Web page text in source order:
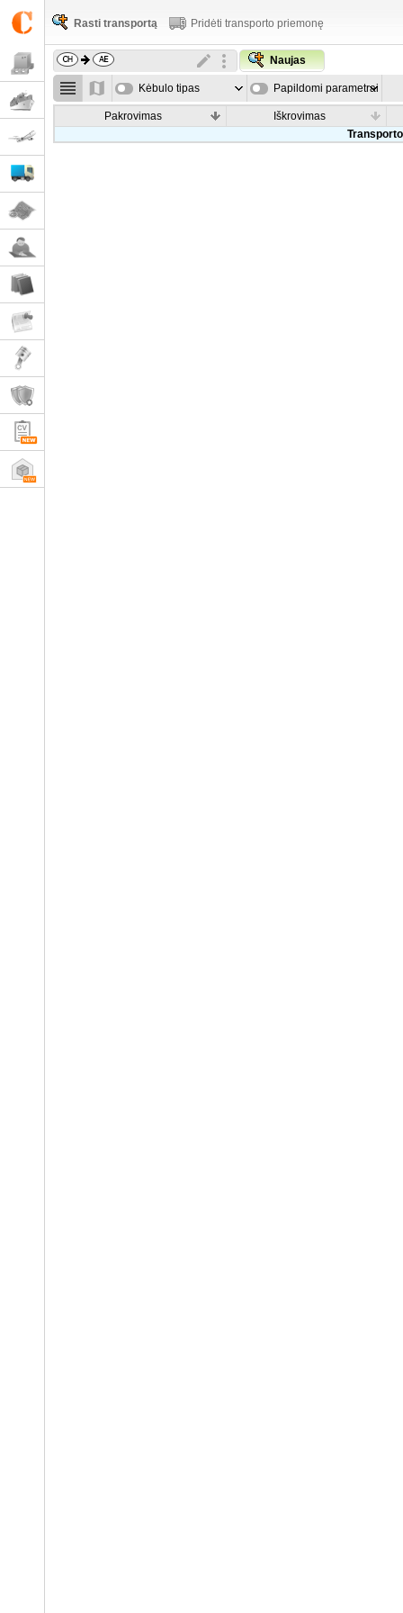
Rasti transportą Pridėti transporto priemonę
Naujas
Kėbulo tipas Papildomi parametrai
Pakrovimas
Iškrovimas